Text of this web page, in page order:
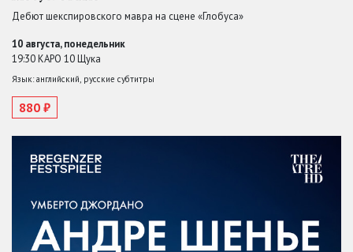
Дебют шекспировского мавра на сцене «Глобуса»
10 августа, понедельник
19:30 КАРО 10 Щука
Язык: английский, русские субтитры
880 ₽